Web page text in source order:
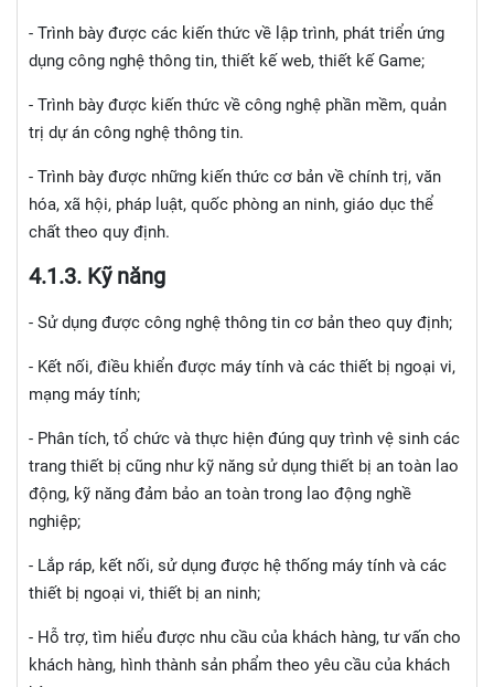
- Trình bày được các kiến thức về lập trình, phát triển ứng
dụng công nghệ thông tin, thiết kế web, thiết kế Game;
- Trình bày được kiến thức về công nghệ phần mềm, quản
trị dự án công nghệ thông tin.
- Trình bày được những kiến thức cơ bản về chính trị, văn
hóa, xã hội, pháp luật, quốc phòng an ninh, giáo dục thể
chất theo quy định.
4.1.3. Kỹ năng
- Sử dụng được công nghệ thông tin cơ bản theo quy định;
- Kết nối, điều khiển được máy tính và các thiết bị ngoại vi,
mạng máy tính;
- Phân tích, tổ chức và thực hiện đúng quy trình vệ sinh các
trang thiết bị cũng như kỹ năng sử dụng thiết bị an toàn lao
động, kỹ năng đảm bảo an toàn trong lao động nghề
nghiệp;
- Lắp ráp, kết nối, sử dụng được hệ thống máy tính và các
thiết bị ngoại vi, thiết bị an ninh;
- Hỗ trợ, tìm hiểu được nhu cầu của khách hàng, tư vấn cho
khách hàng, hình thành sản phẩm theo yêu cầu của khách